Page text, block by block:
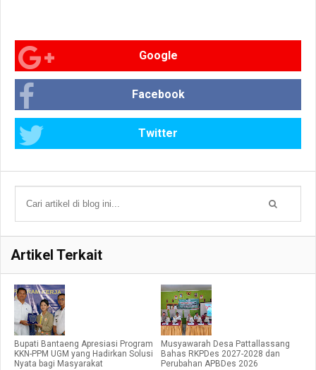
Google
Facebook
Twitter
Artikel Terkait
Bupati Bantaeng Apresiasi Program
KKN-PPM UGM yang Hadirkan Solusi
Nyata bagi Masyarakat
Musyawarah Desa Pattallassang
Bahas RKPDes 2027-2028 dan
Perubahan APBDes 2026